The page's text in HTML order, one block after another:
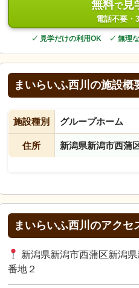
無料で見
電話不要・
✓ 見学だけの利用OK ✓ 無理
まいらいふ西川の施設概
施設種別 グループホーム
住所 新潟県新潟市西蒲
まいらいふ西川のアクセ
新潟県新潟市西蒲区新潟
番地２